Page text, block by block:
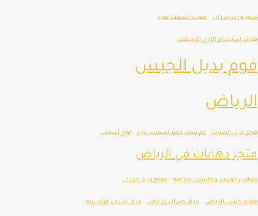
صور ورق جدران عيوب اسمنت بورد
فوائد استخدام الواح الاسمنت
فوم بديل الجبس
الرياض
فوم عزل الصوت كم سعر المتر اسمنت بورد لوح أسمنتي
متجر دهانات في الرياض
معلم برجولات وجلسات خارجية معلم ورق جدران
مكتبه جبس الرياض ورق جدران الرياض ورق جدران غرف نوم